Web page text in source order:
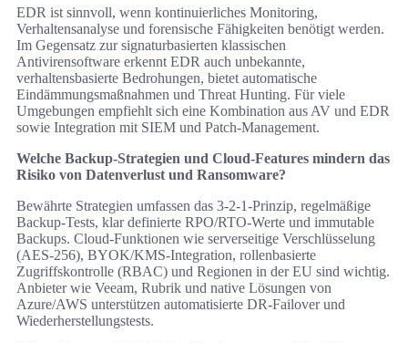
EDR ist sinnvoll, wenn kontinuierliches Monitoring,
Verhaltensanalyse und forensische Fähigkeiten benötigt werden.
Im Gegensatz zur signaturbasierten klassischen
Antivirensoftware erkennt EDR auch unbekannte,
verhaltensbasierte Bedrohungen, bietet automatische
Eindämmungsmaßnahmen und Threat Hunting. Für viele
Umgebungen empfiehlt sich eine Kombination aus AV und EDR
sowie Integration mit SIEM und Patch-Management.
Welche Backup-Strategien und Cloud-Features mindern das
Risiko von Datenverlust und Ransomware?
Bewährte Strategien umfassen das 3-2-1-Prinzip, regelmäßige
Backup-Tests, klar definierte RPO/RTO-Werte und immutable
Backups. Cloud-Funktionen wie serverseitige Verschlüsselung
(AES-256), BYOK/KMS-Integration, rollenbasierte
Zugriffskontrolle (RBAC) und Regionen in der EU sind wichtig.
Anbieter wie Veeam, Rubrik und native Lösungen von
Azure/AWS unterstützen automatisierte DR-Failover und
Wiederherstellungstests.